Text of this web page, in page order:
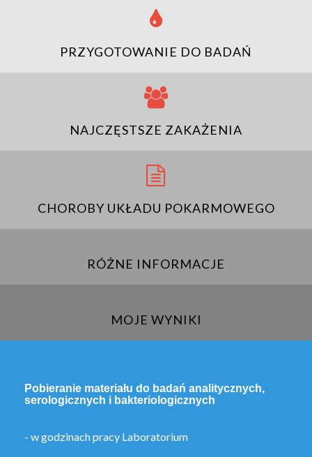
PRZYGOTOWANIE DO BADAŃ
NAJCZĘSTSZE ZAKAŻENIA
CHOROBY UKŁADU POKARMOWEGO
RÓŻNE INFORMACJE
MOJE WYNIKI
Pobieranie materiału do badań analitycznych,
serologicznych i bakteriologicznych
- w godzinach pracy Laboratorium